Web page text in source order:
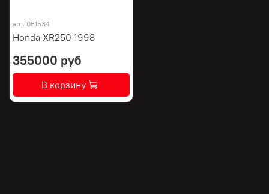
арт. 051534
Honda XR250 1998
355000 руб
В корзину